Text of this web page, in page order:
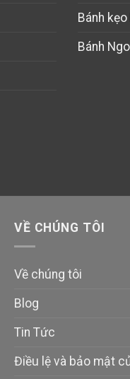
Bánh
Bánh
VỀ CHÚNG TÔI
Về chúng tôi
Blog
Tin Tức
Điều lệ và bảo mật